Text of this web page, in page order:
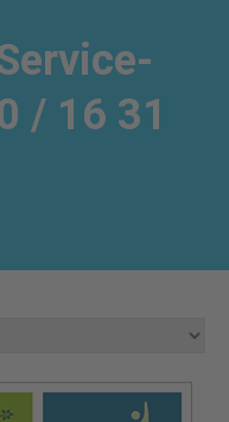
/ 16 31